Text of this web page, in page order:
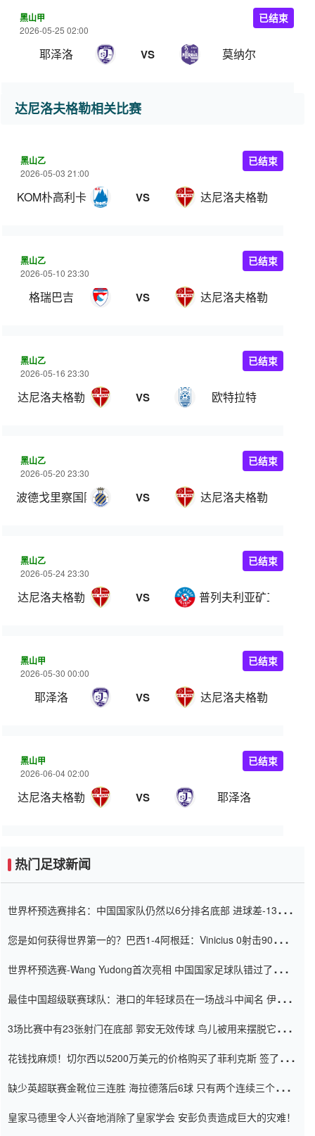
黑山甲
2026-05-25 02:00
耶泽洛 VS 莫纳尔
已结束
达尼洛夫格勒相关比赛
黑山乙
2026-05-03 21:00
KOM朴高利卡 VS 达尼洛夫格勒
已结束
黑山乙
2026-05-10 23:30
格瑞巴吉 VS 达尼洛夫格勒
已结束
黑山乙
2026-05-16 23:30
达尼洛夫格勒 VS 欧特拉特
已结束
黑山乙
2026-05-20 23:30
波德戈里察国际 VS 达尼洛夫格勒
已结束
黑山乙
2026-05-24 23:30
达尼洛夫格勒 VS 普列夫利亚矿工
已结束
黑山甲
2026-05-30 00:00
耶泽洛 VS 达尼洛夫格勒
已结束
黑山甲
2026-06-04 02:00
达尼洛夫格勒 VS 耶泽洛
已结束
热门足球新闻
世界杯预选赛排名：中国国家队仍然以6分排名底部 进球差-13令人
您是如何获得世界第一的？巴西1-4阿根廷：Vinicius 0射击90分钟
世界杯预选赛-Wang Yudong首次亮相 中国国家足球队错过了世界
最佳中国超级联赛球队：港口的年轻球员在一场战斗中闻名 伊万放
3场比赛中有23张射门在底部 郭安无效传球 鸟儿被用来摆脱它
花钱找麻烦！切尔西以5200万美元的价格购买了菲利克斯 签了7年
缺少英超联赛金靴位三连胜 海拉德落后6球 只有两个连续三个连续
皇家马德里令人兴奋地消除了皇家学会 安彭负责造成巨大的灾难！